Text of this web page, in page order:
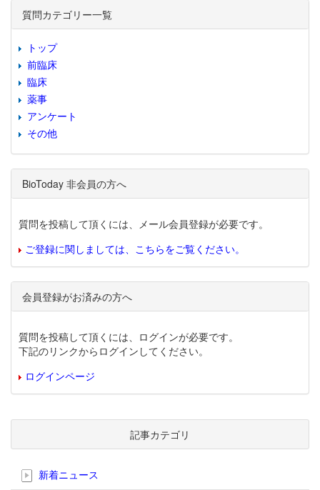
質問カテゴリー一覧
トップ
前臨床
臨床
薬事
アンケート
その他
BioToday 非会員の方へ
質問を投稿して頂くには、メール会員登録が必要です。
ご登録に関しましては、こちらをご覧ください。
会員登録がお済みの方へ
質問を投稿して頂くには、ログインが必要です。
下記のリンクからログインしてください。
ログインページ
記事カテゴリ
新着ニュース